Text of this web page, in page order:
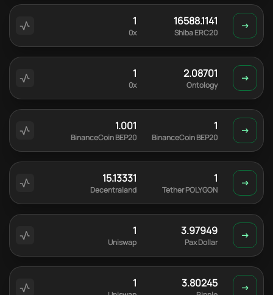
1
0x
16588.1141
Shiba ERC20
1
0x
2.08701
Ontology
1.001
BinanceCoin BEP20
1
BinanceCoin BEP20
15.13331
Decentraland
1
Tether POLYGON
1
Uniswap
3.97949
Pax Dollar
1 3.80245